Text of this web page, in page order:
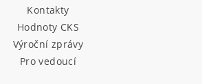
Kontakty
Hodnoty CKS
Výroční zprávy
Pro vedoucí